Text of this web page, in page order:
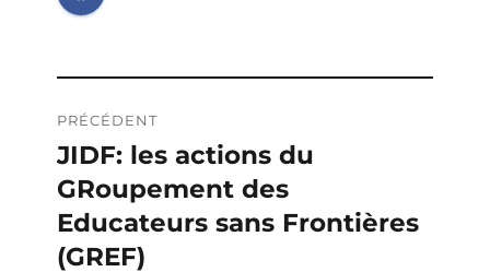
de
l’article
PRÉCÉDENT
Publication
précédente :
JIDF: les actions du
GRoupement des
Educateurs sans Frontières
(GREF)